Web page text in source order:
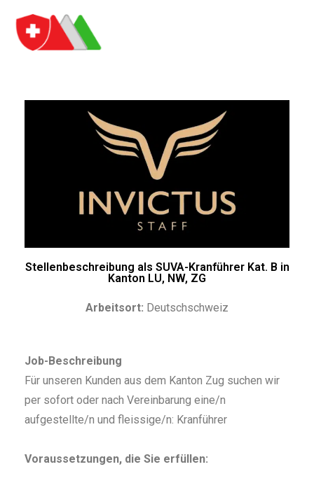
Stellenbeschreibung als SUVA-Kranführer Kat. B in
Kanton LU, NW, ZG
Arbeitsort: Deutschschweiz
Job-Beschreibung
Für unseren Kunden aus dem Kanton Zug suchen wir
per sofort oder nach Vereinbarung eine/n
aufgestellte/n und fleissige/n: Kranführer
Voraussetzungen, die Sie erfüllen: